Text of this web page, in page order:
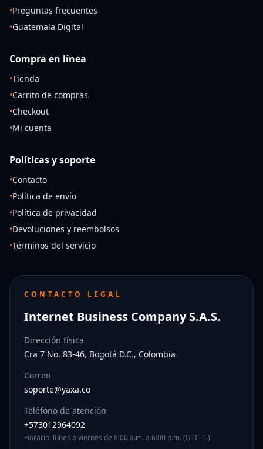
•Preguntas frecuentes
•Guatemala Digital
Compra en línea
•Tienda
•Carrito de compras
•Checkout
•Mi cuenta
Políticas y soporte
•Contacto
•Política de envío
•Política de privacidad
•Devoluciones y reembolsos
•Términos del servicio
CONTACTO LEGAL
Internet Business Company S.A.S.
Dirección física
Cra 7 No. 83-46, Bogotá D.C., Colombia
Correo
soporte@yaxa.co
Teléfono de atención
+573012964092
Horario: lunes a viernes de 8:00 a.m. a 6:00 p.m. (UTC -5)